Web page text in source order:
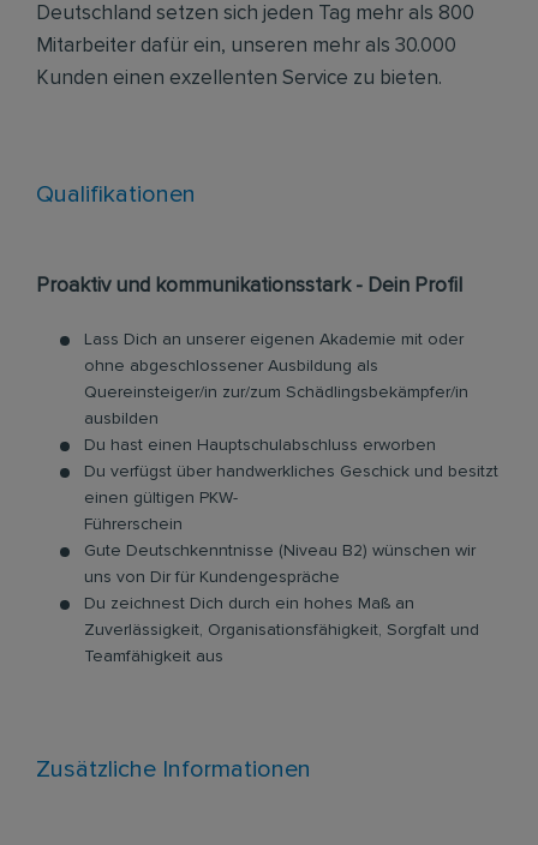
Deutschland setzen sich jeden Tag mehr als 800
Mitarbeiter dafür ein, unseren mehr als 30.000
Kunden einen exzellenten Service zu bieten.
Qualifikationen
Proaktiv und kommunikationsstark - Dein Profil
Lass Dich an unserer eigenen Akademie mit oder
ohne abgeschlossener Ausbildung als
Quereinsteiger/in zur/zum Schädlingsbekämpfer/in
ausbilden
Du hast einen Hauptschulabschluss erworben
Du verfügst über handwerkliches Geschick und besitzt
einen gültigen PKW-
Führerschein
Gute Deutschkenntnisse (Niveau B2) wünschen wir
uns von Dir für Kundengespräche
Du zeichnest Dich durch ein hohes Maß an
Zuverlässigkeit, Organisationsfähigkeit, Sorgfalt und
Teamfähigkeit aus
Zusätzliche Informationen